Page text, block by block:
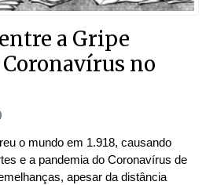
a Gripe
no
o mundo em 1.918, causando
e a pandemia do Coronavírus de
apesar da distância